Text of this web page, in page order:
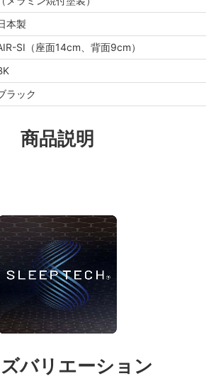
本製
SI（座面14cm、背面9cm）
ラック
商品説明
バリエーション